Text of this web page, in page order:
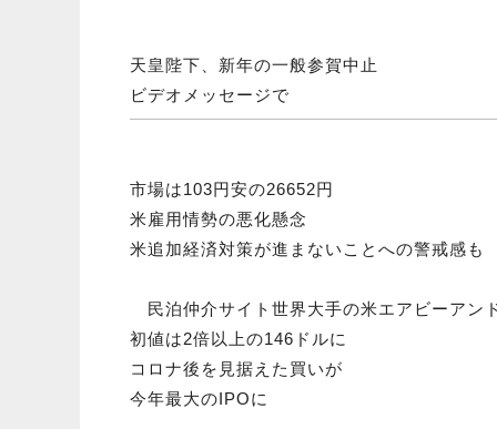
天皇陛下、新年の一般参賀中止
ビデオメッセージで
市場は103円安の26652円
米雇用情勢の悪化懸念
米追加経済対策が進まないことへの警戒感も
民泊仲介サイト世界大手の米エアビーアン
初値は2倍以上の146ドルに
コロナ後を見据えた買いが
今年最大のIPOに